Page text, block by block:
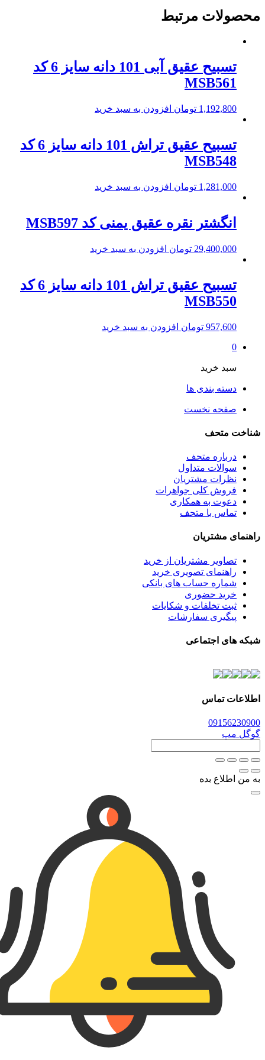
محصولات مرتبط
تسبیح عقیق آبی 101 دانه سایز 6 کد
MSB561
1,192,800 تومان افزودن به سبد خرید
تسبیح عقیق تراش 101 دانه سایز 6 کد
MSB548
1,281,000 تومان افزودن به سبد خرید
انگشتر نقره عقیق یمنی کد MSB597
29,400,000 تومان افزودن به سبد خرید
تسبیح عقیق تراش 101 دانه سایز 6 کد
MSB550
957,600 تومان افزودن به سبد خرید
0
سبد خرید
دسته بندی ها
صفحه نخست
شناخت متحف
درباره متحف
سوالات متداول
نظرات مشتریان
فروش کلی جواهرات
دعوت به همکاری
تماس با متحف
راهنمای مشتریان
تصاویر مشتریان از خرید
راهنمای تصویری خرید
شماره حساب های بانکی
خرید حضوری
ثبت تخلفات و شکایات
پیگیری سفارشات
شبکه های اجتماعی
اطلاعات تماس
09156230900
گوگل مپ
به من اطلاع بده